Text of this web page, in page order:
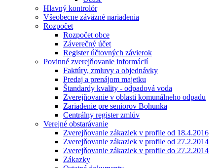
Hlavný kontrolór
Všeobecne záväzné nariadenia
Rozpočet
Rozpočet obce
Záverečný účet
Register účtovných závierok
Povinné zverejňovanie informácií
Faktúry, zmluvy a objednávky
Predaj a prenájom majetku
Štandardy kvality - odpadová voda
Zverejňovanie v oblasti komunálneho odpadu
Zariadenie pre seniorov Bohunka
Centrálny register zmlúv
Verejné obstarávanie
Zverejňovanie zákaziek v profile od 18.4.2016
Zverejňovanie zákaziek v profile od 27.2.2014
Zverejňovanie zákaziek v profile do 27.2.2014
Zákazky